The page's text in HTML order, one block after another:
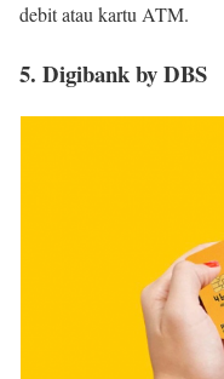
debit atau kartu ATM.
5. Digibank by DBS